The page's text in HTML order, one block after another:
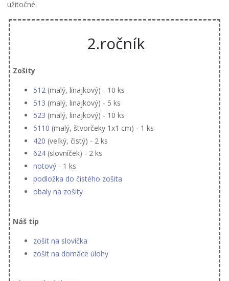
užitočné.
2.ročník
Zošity
512 (malý, linajkový) - 10 ks
513 (malý, linajkový) - 5 ks
523 (malý, linajkový) - 10 ks
5110 (malý, štvorčeky 1x1 cm) - 1 ks
420 (veľký, čistý) - 2 ks
624 (slovníček) - 2 ks
notový - 1 ks
podložka do čistého zošita
obaly na zošity
Náš tip
zošit na slovíčka
zošit na domáce úlohy